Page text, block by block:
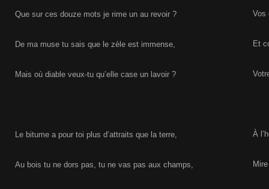
Que sur ces douze mots je rime un au revoir ?
De ma muse tu sais que le zèle est immense,
Mais où diable veux-tu qu’elle case un lavoir ?
Le bitume a pour toi plus d’attraits que la terre,
Au bois tu ne dors pas, tu ne vas pas aux champs,
Vos
Et
À